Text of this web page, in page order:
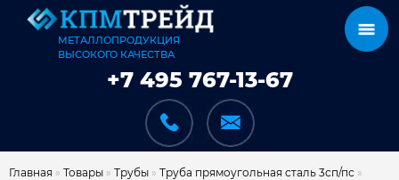
МЕТАЛЛОПРОДУКЦИЯ
ВЫСОКОГО КАЧЕСТВА
+7 495 767-13-67
Главная » Товары » Трубы » Труба прямоугольная сталь 3сп/пс »